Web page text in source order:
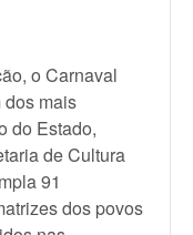
o Carnaval
dos mais
do Estado,
de Cultura
91
dos povos